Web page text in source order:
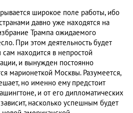
широкое поле работы, ибо
давно уже находятся на
Трампа ожидаемого
При этом деятельность будет
находится в непростой
и вынужден постоянно
марионеткой Москвы. Разумеется,
но именно ему предстоит
и от его дипломатических
насколько успешным будет